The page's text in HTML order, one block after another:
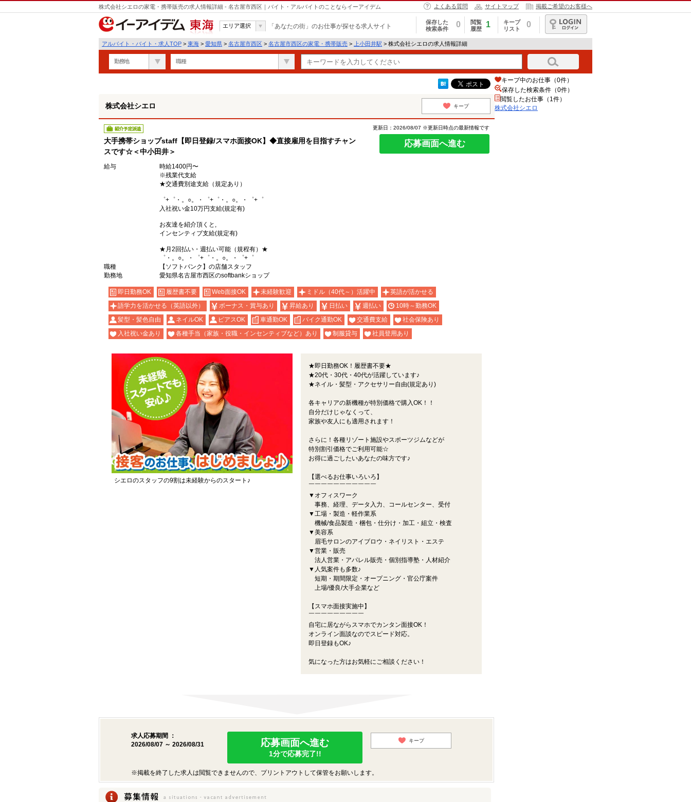
株式会社シエロの家電・携帯販売の求人情報詳細 - 名古屋市西区｜バイト・アルバイトのことならイーアイデム よくある質問 サイトマップ 掲載ご希望のお客様へ
東海
エリア選択 「あなたの街」のお仕事が探せる求人サイト
保存した
検索条件
0
閲覧
履歴
1
キープ
リスト
0
ログイン
アルバイト・バイト・求人TOP > 東海 > 愛知県 > 名古屋市西区 > 名古屋市西区の家電・携帯販売 > 上小田井駅 > 株式会社シエロの求人情報詳細
勤務地 職種
遣
株式会社シエロ キープ
紹介予定派遣
大手携帯ショップstaff【即日登録/スマホ面接OK】◆直接雇用を目指すチャン
スです☆＜中小田井＞
更新日：2026/08/07 ※更新日時点の最新情報です
応募画面へ進む
給与
時給1400円〜
※残業代支給
★交通費別途支給（規定あり）
゜+゜・。○。・゜+゜・。○。・゜+゜
入社祝い金10万円支給(規定有)
お友達を紹介頂くと,
インセンティブ支給(規定有)
★月2回払い・週払い可能（規程有）★
゜・。○。・゜+゜・。○。・゜+゜
職種
【ソフトバンク】の店舗スタッフ
勤務地
愛知県名古屋市西区のsoftbankショップ
即日勤務OK 履歴書不要 Web面接OK 未経験歓迎 ミドル（40代～）活躍中
英語が活かせる
語学力を活かせる（英語以外）
ボーナス・賞与あり 昇給あり 日払い 週払い
10時～勤務OK
髪型・髪色自由
ネイルOK ピアスOK 車通勤OK バイク通勤OK 交通費支給
社会保険あり
入社祝い金あり
各種手当（家族・役職・インセンティブなど）あり 制服貸与 社員登用あり
シエロのスタッフの9割は未経験からのスタート♪
★即日勤務OK！履歴書不要★
★20代・30代・40代が活躍しています♪
★ネイル・髪型・アクセサリー自由(規定あり)
各キャリアの新機種が特別価格で購入OK！！
自分だけじゃなくって、
家族や友人にも適用されます！
さらに！各種リゾート施設やスポーツジムなどが
特別割引価格でご利用可能☆
お得に過ごしたいあなたの味方です♪
【選べるお仕事いろいろ】
￣￣￣￣￣￣￣￣￣￣￣
▼オフィスワーク
事務、経理、データ入力、コールセンター、受付
▼工場・製造・軽作業系
機械/食品製造・梱包・仕分け・加工・組立・検査
▼美容系
眉毛サロンのアイブロウ・ネイリスト・エステ
▼営業・販売
法人営業・アパレル販売・個別指導塾・人材紹介
▼人気案件も多数♪
短期・期間限定・オープニング・官公庁案件
上場/優良/大手企業など
【スマホ面接実施中】
￣￣￣￣￣￣￣￣￣
自宅に居ながらスマホでカンタン面接OK！
オンライン面談なのでスピード対応。
即日登録もOK♪
気になった方はお気軽にご相談ください！
求人応募期間 ：
2026/08/07 ～ 2026/08/31
応募画面へ進む
1分で応募完了!!
キープ
※掲載を終了した求人は閲覧できませんので、プリントアウトして保管をお願いします。
キープ中のお仕事（0件）
保存した検索条件（0件）
閲覧したお仕事（1件）
株式会社シエロ